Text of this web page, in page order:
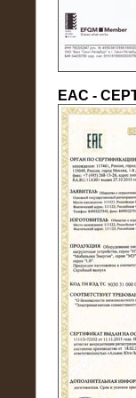
22.05.2016
10 МВт
ЕАС -